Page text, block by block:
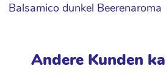
Balsamico dunkel
Andere Kunden